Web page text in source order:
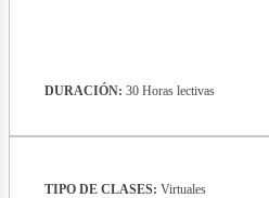
TIPO DE CLASES: Virtuales
DURACIÓN: 30 Horas lectivas